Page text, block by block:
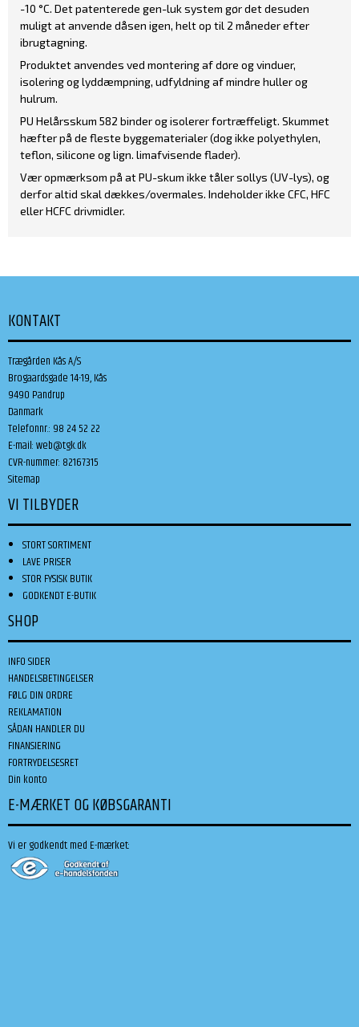
-10 °C. Det patenterede gen-luk system gør det desuden
muligt at anvende dåsen igen, helt op til 2 måneder efter
ibrugtagning.
Produktet anvendes ved montering af døre og vinduer,
isolering og lyddæmpning, udfyldning af mindre huller og
hulrum.
PU Helårsskum 582 binder og isolerer fortræffeligt. Skummet
hæfter på de fleste byggematerialer (dog ikke polyethylen,
teflon, silicone og lign. limafvisende flader).
Vær opmærksom på at PU-skum ikke tåler sollys (UV-lys), og
derfor altid skal dækkes/overmales. Indeholder ikke CFC, HFC
eller HCFC drivmidler.
KONTAKT
Trægården Kås A/S
Brogaardsgade 14-19, Kås
9490 Pandrup
Danmark
Telefonnr.: 98 24 52 22
E-mail:web@tgk.dk
CVR-nummer: 82167315
Sitemap
VI TILBYDER
STORT SORTIMENT
LAVE PRISER
STOR FYSISK BUTIK
GODKENDT E-BUTIK
SHOP
INFO SIDER
HANDELSBETINGELSER
FØLG DIN ORDRE
REKLAMATION
SÅDAN HANDLER DU
FINANSIERING
FORTRYDELSESRET
Din konto
E-MÆRKET OG KØBSGARANTI
Vi er godkendt med E-mærket: